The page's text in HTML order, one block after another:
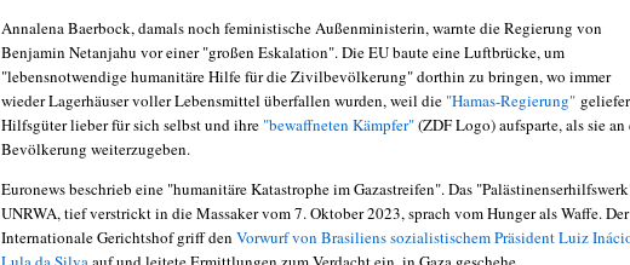
Annalena Baerbock, damals noch feministische Außenministerin, warnte die Regierung von
Benjamin Netanjahu vor einer "großen Eskalation". Die EU baute eine Luftbrücke, um
"lebensnotwendige humanitäre Hilfe für die Zivilbevölkerung" dorthin zu bringen, wo immer
wieder Lagerhäuser voller Lebensmittel überfallen wurden, weil die "Hamas-Regierung"
Hilfsgüter lieber für sich selbst und ihre "bewaffneten Kämpfer"(ZDF Logo) aufsparte, als sie an
Bevölkerung weiterzugeben.
Euronews beschrieb eine "humanitäre Katastrophe im Gazastreifen". Das
UNRWA, tief verstrickt in die Massaker vom 7. Oktober 2023, sprach vom Hunger als Waffe. Der
Internationale Gerichtshof griff den Vorwurf von Brasiliens sozialistischem Präsident Luiz